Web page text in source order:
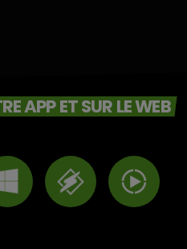
APP ET SUR LE WEB